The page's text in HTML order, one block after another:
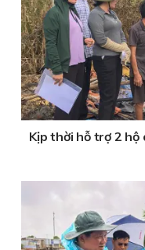
Kịp thời hỗ trợ 2